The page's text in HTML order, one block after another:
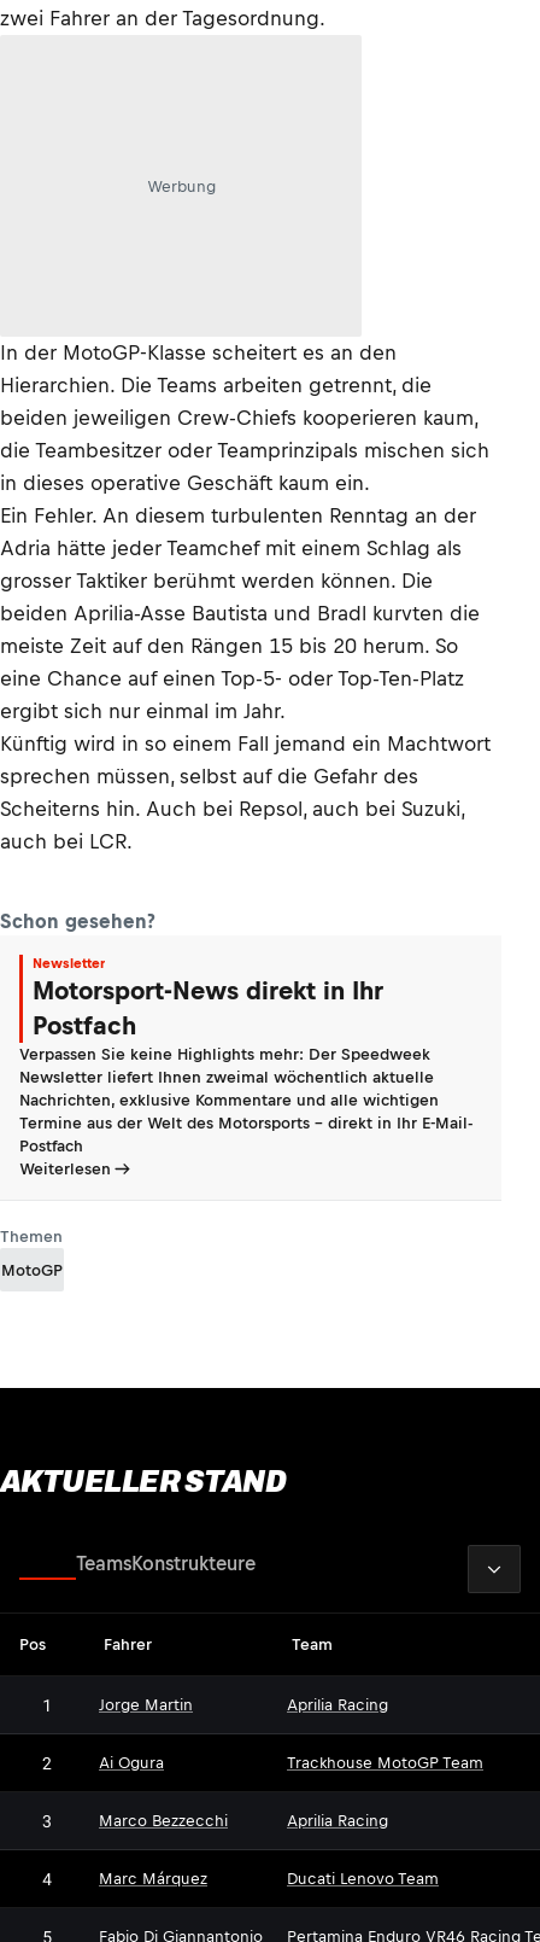
zwei Fahrer an der Tagesordnung.
Werbung
In der MotoGP-Klasse scheitert es an den
Hierarchien. Die Teams arbeiten getrennt, die
beiden jeweiligen Crew-Chiefs kooperieren kaum,
die Teambesitzer oder Teamprinzipals mischen sich
in dieses operative Geschäft kaum ein.
Ein Fehler. An diesem turbulenten Renntag an der
Adria hätte jeder Teamchef mit einem Schlag als
grosser Taktiker berühmt werden können. Die
beiden Aprilia-Asse Bautista und Bradl kurvten die
meiste Zeit auf den Rängen 15 bis 20 herum. So
eine Chance auf einen Top-5- oder Top-Ten-Platz
ergibt sich nur einmal im Jahr.
Künftig wird in so einem Fall jemand ein Machtwort
sprechen müssen, selbst auf die Gefahr des
Scheiterns hin. Auch bei Repsol, auch bei Suzuki,
auch bei LCR.
Schon gesehen?
Newsletter
Motorsport-News direkt in Ihr
Postfach
Verpassen Sie keine Highlights mehr: Der Speedweek
Newsletter liefert Ihnen zweimal wöchentlich aktuelle
Nachrichten, exklusive Kommentare und alle wichtigen
Termine aus der Welt des Motorsports - direkt in Ihr E-Mail-
Postfach
Weiterlesen
Themen
MotoGP
AKTUELLER STAND
TeamsKonstrukteure
Pos Fahrer Team
1 Jorge Martin Aprilia Racing
2 Ai Ogura Trackhouse MotoGP Team
3 Marco Bezzecchi Aprilia Racing
4 Marc Márquez Ducati Lenovo Team
5 Fabio Di Giannantonio Pertamina Enduro VR46 Racing